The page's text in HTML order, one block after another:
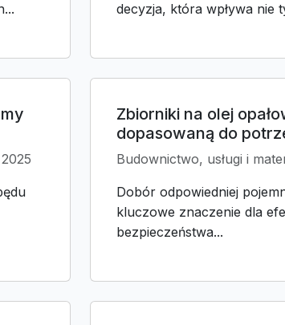
decyzja, która wpływa nie
Zbiorniki na olej
dopasowaną do
Budownictwo, usługi i
Dobór odpowiedniej
kluczowe znaczenie dla
bezpieczeństwa...